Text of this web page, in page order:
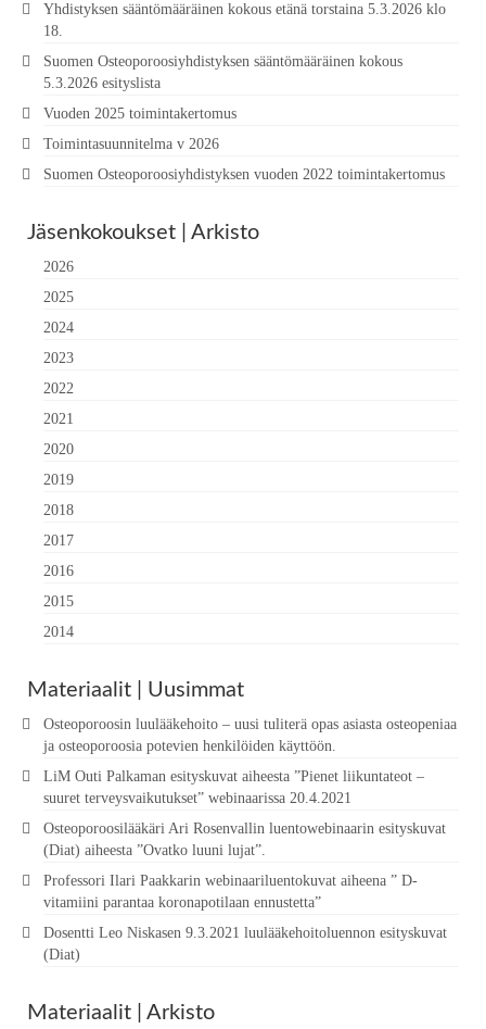
Yhdistyksen sääntömääräinen kokous etänä torstaina 5.3.2026 klo
18.
Suomen Osteoporoosiyhdistyksen sääntömääräinen kokous
5.3.2026 esityslista
Vuoden 2025 toimintakertomus
Toimintasuunnitelma v 2026
Suomen Osteoporoosiyhdistyksen vuoden 2022 toimintakertomus
Jäsenkokoukset | Arkisto
2026
2025
2024
2023
2022
2021
2020
2019
2018
2017
2016
2015
2014
Materiaalit | Uusimmat
Osteoporoosin luulääkehoito – uusi tuliterä opas asiasta osteopeniaa
ja osteoporoosia potevien henkilöiden käyttöön.
LiM Outi Palkaman esityskuvat aiheesta ”Pienet liikuntateot –
suuret terveysvaikutukset” webinaarissa 20.4.2021
Osteoporoosilääkäri Ari Rosenvallin luentowebinaarin esityskuvat
(Diat) aiheesta ”Ovatko luuni lujat”.
Professori Ilari Paakkarin webinaariluentokuvat aiheena ” D-
vitamiini parantaa koronapotilaan ennustetta”
Dosentti Leo Niskasen 9.3.2021 luulääkehoitoluennon esityskuvat
(Diat)
Materiaalit | Arkisto